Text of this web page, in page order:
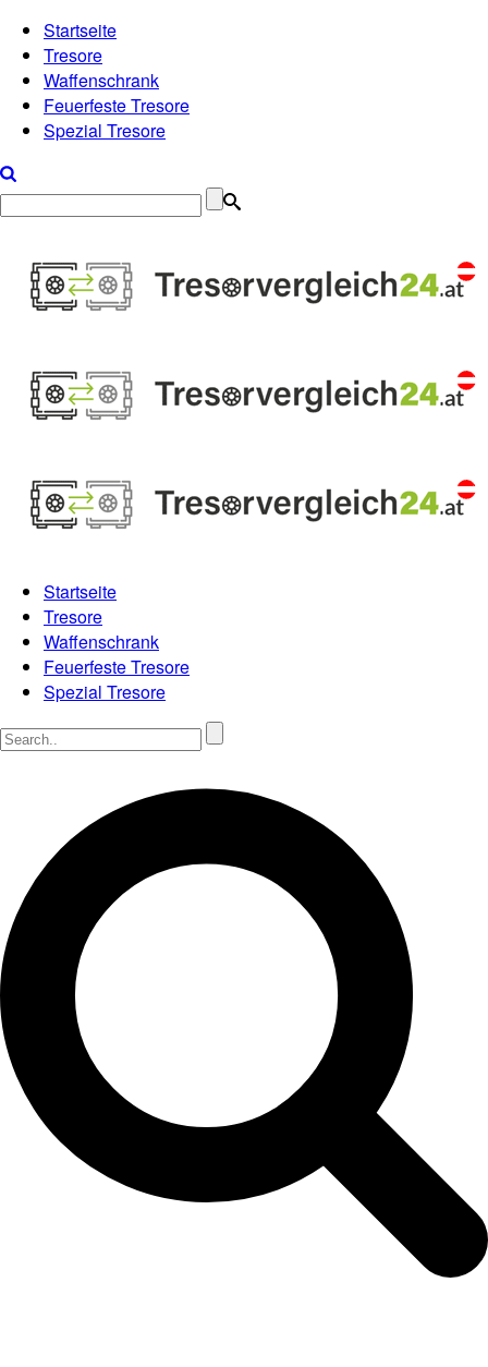
Startseite
Tresore
Waffenschrank
Feuerfeste Tresore
Spezial Tresore
Startseite
Tresore
Waffenschrank
Feuerfeste Tresore
Spezial Tresore